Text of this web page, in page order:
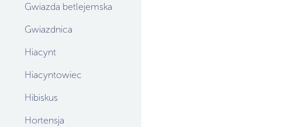
Gwiazda betlejemska
Gwiazdnica
Hiacynt
Hiacyntowiec
Hibiskus
Hortensja